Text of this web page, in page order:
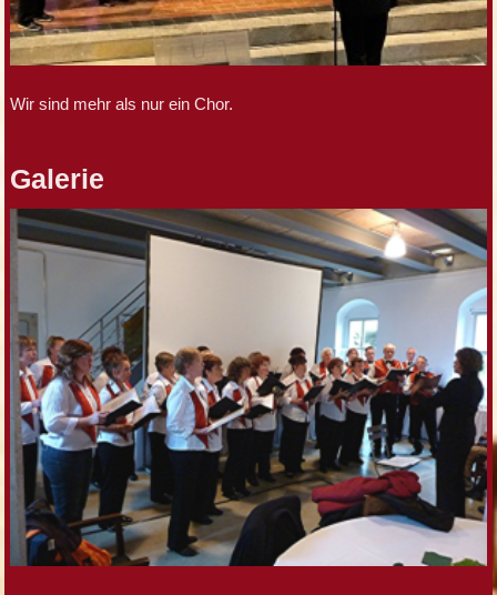
Wir sind mehr als nur ein Chor.
Galerie